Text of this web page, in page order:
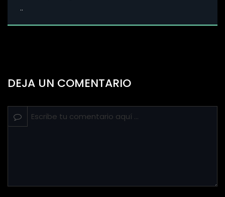
..
DEJA UN COMENTARIO